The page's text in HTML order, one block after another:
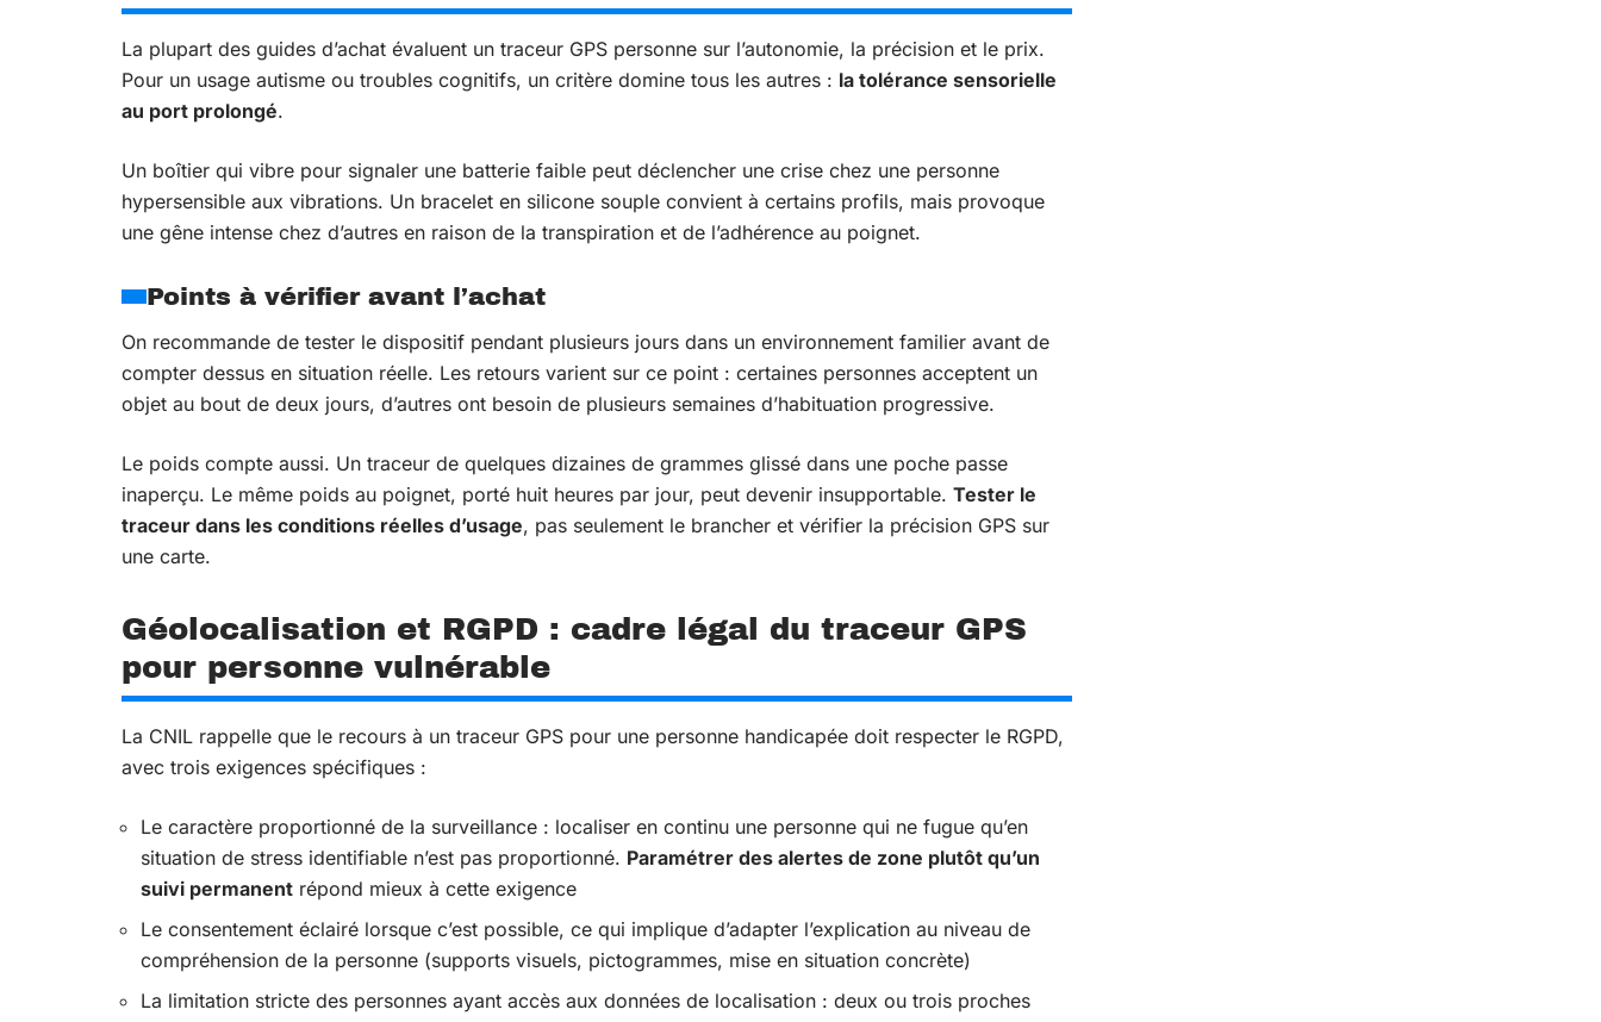
La plupart des guides d’achat évaluent un traceur GPS personne sur l’autonomie, la précision et le prix.
Pour un usage autisme ou troubles cognitifs, un critère domine tous les autres : la tolérance sensorielle
au port prolongé.
Un boîtier qui vibre pour signaler une batterie faible peut déclencher une crise chez une personne
hypersensible aux vibrations. Un bracelet en silicone souple convient à certains profils, mais provoque
une gêne intense chez d’autres en raison de la transpiration et de l’adhérence au poignet.
Points à vérifier avant l’achat
On recommande de tester le dispositif pendant plusieurs jours dans un environnement familier avant de
compter dessus en situation réelle. Les retours varient sur ce point : certaines personnes acceptent un
objet au bout de deux jours, d’autres ont besoin de plusieurs semaines d’habituation progressive.
Le poids compte aussi. Un traceur de quelques dizaines de grammes glissé dans une poche passe
inaperçu. Le même poids au poignet, porté huit heures par jour, peut devenir insupportable. Tester le
traceur dans les conditions réelles d’usage, pas seulement le brancher et vérifier la précision GPS sur
une carte.
Géolocalisation et RGPD : cadre légal du traceur GPS
pour personne vulnérable
La CNIL rappelle que le recours à un traceur GPS pour une personne handicapée doit respecter le RGPD,
avec trois exigences spécifiques :
Le caractère proportionné de la surveillance : localiser en continu une personne qui ne fugue qu’en
situation de stress identifiable n’est pas proportionné. Paramétrer des alertes de zone plutôt qu’un
suivi permanent répond mieux à cette exigence
Le consentement éclairé lorsque c’est possible, ce qui implique d’adapter l’explication au niveau de
compréhension de la personne (supports visuels, pictogrammes, mise en situation concrète)
La limitation stricte des personnes ayant accès aux données de localisation : deux ou trois proches